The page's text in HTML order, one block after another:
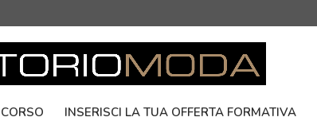
INSERISCI LA TUA OFFERTA FORMATIVA